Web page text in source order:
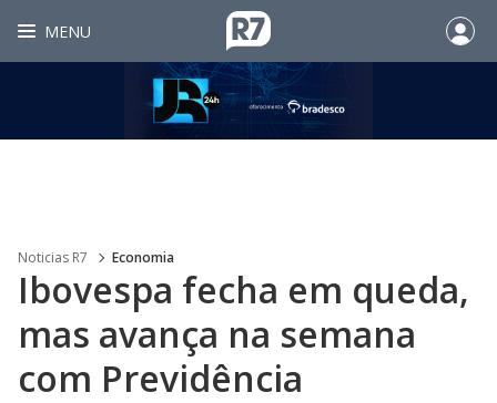
MENU
Noticias R7 Economia
Ibovespa fecha em queda,
mas avança na semana
com Previdência